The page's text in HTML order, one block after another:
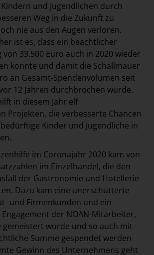
und Jugendlichen durch
Weg in die Zukunft zu
nie aus den Augen verloren.
ist es, dass ein beachtlicher
33.500 Euro auch in 2020 wieder
konnte und damit die Schallmauer
an Gesamt-Spendenvolumen seit
12 Jahren durchbrochen wurde.
in diesem Jahr elf
Projekten, die verbesserte Chancen
Kinder und Jugendliche in
im Coronajahr 2020 kam von
im Einzelhandel, die den
der Gastronomie und Hotellerie
Dazu kam eine unerschütterte
und Firmenkunden und ein
der NOAN-Mitarbeiter,
gemeistert wurde und so auch mit
Summe gespendet werden
Gewinn des Unternehmens geht